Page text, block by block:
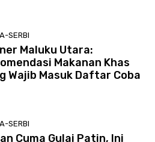
SERBI
Maluku Utara:
Makanan Khas
Wajib Masuk Daftar Coba
SERBI
Cuma Gulai Patin, Ini